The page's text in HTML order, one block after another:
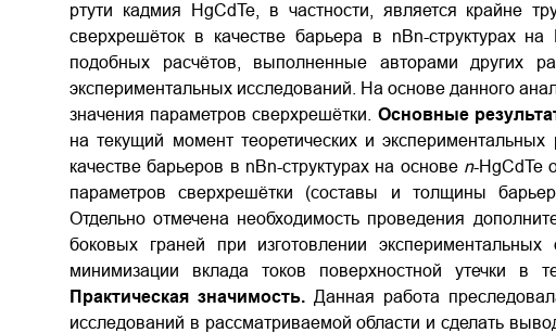
ртути кадмия
HgCdTe, в частности, является крайне
сверхрешёток в качестве барьера в nBn-структурах на
подобных расчётов, выполненные авторами других
экспериментальных исследований. На основе данного
значения параметров сверхрешётки. Основные
на текущий момент теоретических и
качестве барьеров в nBn-структурах на основе n-HgCdTe
параметров сверхрешётки (составы и толщины
Отдельно отмечена необходимость проведения
боковых граней при изготовлении
минимизации вклада токов поверхностной утечки в
Практическая значимость. Данная работа
исследований в рассматриваемой области и сделать